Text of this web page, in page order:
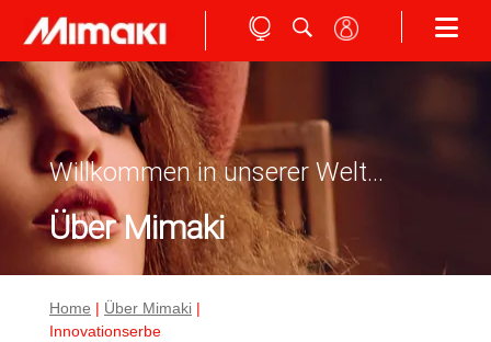
Willkommen in unserer Welt...
Über Mimaki
Home Über Mimaki
Innovationserbe